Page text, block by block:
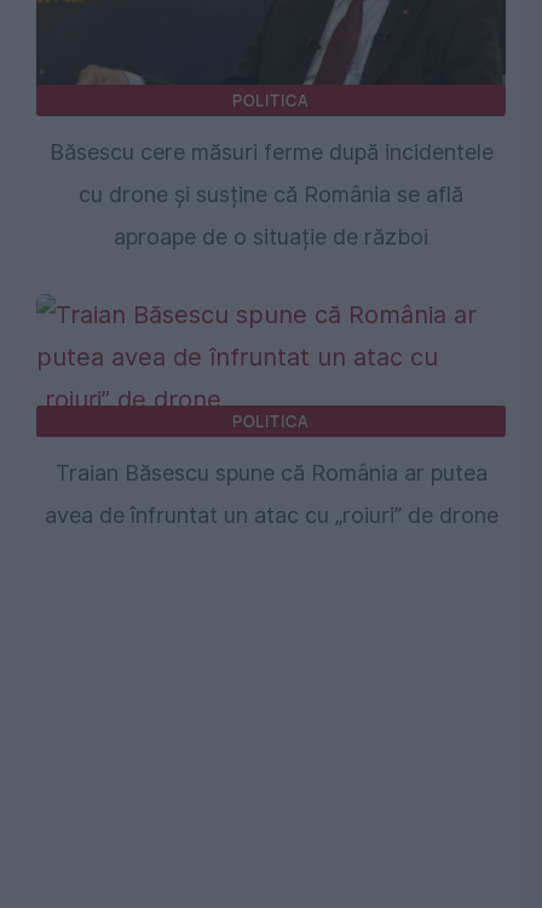
POLITICA
Băsescu cere măsuri ferme după incidentele
cu drone și susține că România se află
aproape de o situație de război
POLITICA
Traian Băsescu spune că România ar putea
avea de înfruntat un atac cu „roiuri” de drone